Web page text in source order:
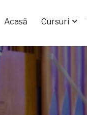
Acasă Cursuri